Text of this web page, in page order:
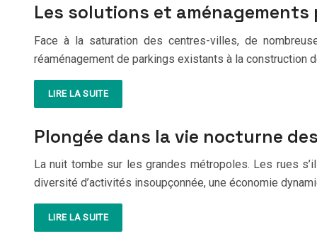
Les solutions et
Face à la saturation des centres-villes, de
réaménagement de parkings existants à la
LIRE LA SUITE
Plongée dans la vie nocturne
La nuit tombe sur les grandes métropoles. Les rues
diversité d’activités insoupçonnée, une économie
LIRE LA SUITE